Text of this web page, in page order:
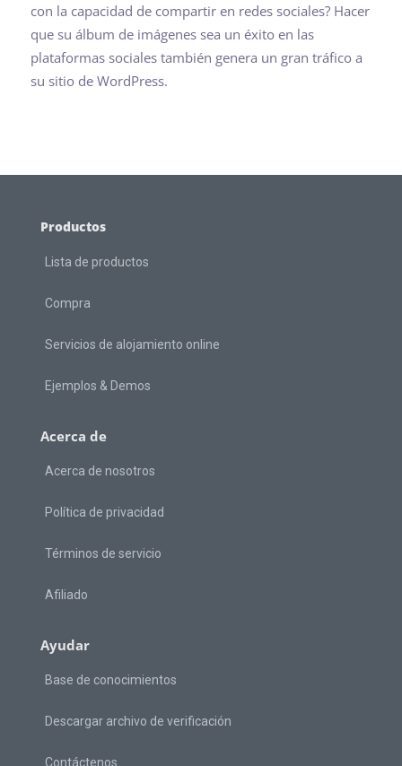
con la capacidad de compartir en redes sociales? Hacer
que su álbum de imágenes sea un éxito en las
plataformas sociales también genera un gran tráfico a
su sitio de WordPress.
Productos
Lista de productos
Compra
Servicios de alojamiento online
Ejemplos & Demos
Acerca de
Acerca de nosotros
Política de privacidad
Términos de servicio
Afiliado
Ayudar
Base de conocimientos
Descargar archivo de verificación
Contáctenos